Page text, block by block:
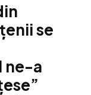
se
ne-a